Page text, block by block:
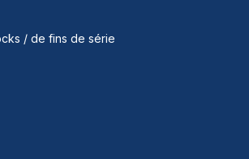
/ de fins de série